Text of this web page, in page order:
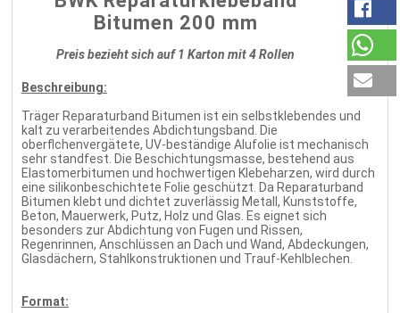
Bitumen 200 mm
Preis bezieht sich auf 1 Karton mit 4 Rollen
Beschreibung:
Träger Reparaturband Bitumen ist ein selbstklebendes und
kalt zu verarbeitendes Abdichtungsband. Die
oberflchenvergätete, UV-beständige Alufolie ist mechanisch
sehr standfest. Die Beschichtungsmasse, bestehend aus
Elastomerbitumen und hochwertigen Klebeharzen, wird durch
eine silikonbeschichtete Folie geschützt. Da Reparaturband
Bitumen klebt und dichtet zuverlässig Metall, Kunststoffe,
Beton, Mauerwerk, Putz, Holz und Glas. Es eignet sich
besonders zur Abdichtung von Fugen und Rissen,
Regenrinnen, Anschlüssen an Dach und Wand, Abdeckungen,
Glasdächern, Stahlkonstruktionen und Trauf-Kehlblechen.
Format: